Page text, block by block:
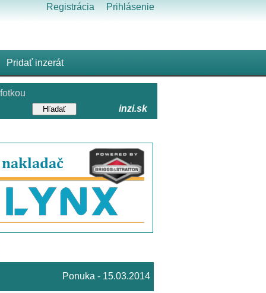
Registrácia Prihlásenie
Pridať inzerát
inzi.sk
Ponuka - 15.03.2014